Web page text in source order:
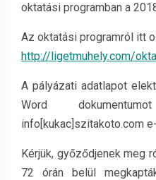
oktatási programban a
Az oktatási programról itt
http://ligetmuhely.com/
A pályázati adatlapot
Word
info[kukac]szitakoto.com
Kérjük, győződjenek meg
72 órán belül